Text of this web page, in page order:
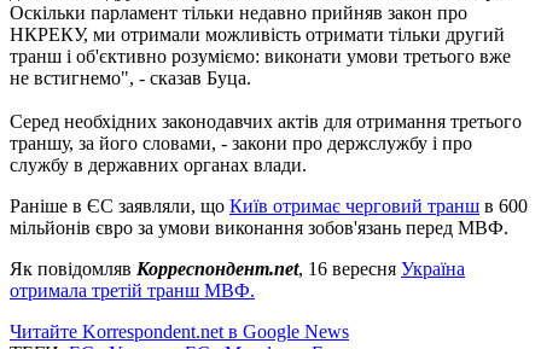
Оскільки парламент тільки недавно прийняв закон про
НКРЕКУ, ми отримали можливість отримати тільки другий
транш і об'єктивно розуміємо: виконати умови третього вже
не встигнемо", - сказав Буца.
Серед необхідних законодавчих актів для отримання третього
траншу, за його словами, - закони про держслужбу і про
службу в державних органах влади.
Раніше в ЄС заявляли, що Київ отримає черговий транш в 600
мільйонів євро за умови виконання зобов'язань перед МВФ.
Як повідомляв Корреспондент.net, 16 вересня Україна
отримала третій транш МВФ.
Читайте Korrespondent.net в Google News